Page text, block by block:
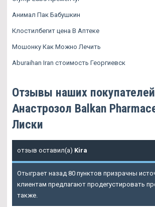
Анимал Пак Бабушкин
Клостилбегит цена В Аптеке
Мошонку Как Можно Лечить
Aburaihan Iran стоимость Георгиевск
Отзывы наших
Анастрозол Balkan
Лиски
отзыв оставил(а) Kira
Отыграет назад 80 пунктов призрачны
клиентам предлагают продегустировать
также.